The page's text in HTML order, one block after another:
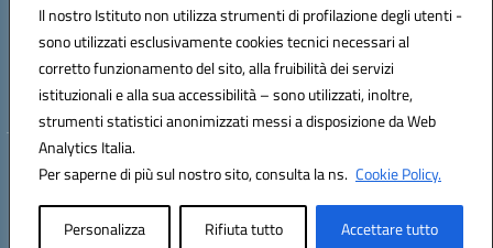
Il nostro Istituto non utilizza strumenti di profilazione degli utenti -
sono utilizzati esclusivamente cookies tecnici necessari al
corretto funzionamento del sito, alla fruibilità dei servizi
istituzionali e alla sua accessibilità – sono utilizzati, inoltre,
strumenti statistici anonimizzati messi a disposizione da Web
Analytics Italia.
Per saperne di più sul nostro sito, consulta la ns. Cookie Policy.
Personalizza Rifiuta tutto Accettare tutto
Codice fiscale: 84002620585
Codice meccanografico:RMIC8AQ00N
Codice Indice delle Pubbliche Amministrazioni (IPA): istsc_rmic8aq00n
Codice unico di fatturazione (CUF): 7JVJUU
Hosting & Powered by 3D Solution S.r.l.
Concept & Design by Designers Italia